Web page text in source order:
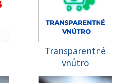
Transparentné
vnútro